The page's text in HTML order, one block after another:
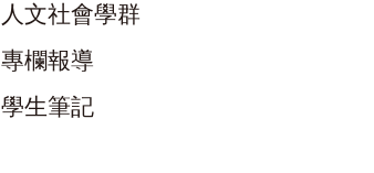
人文社會學群
專欄報導
學生筆記